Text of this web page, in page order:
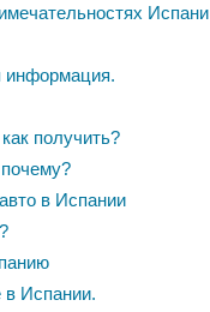
информация.
получить?
в Испании
Испании.